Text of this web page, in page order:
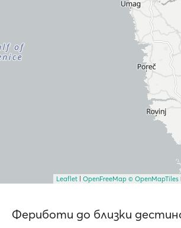
Leaflet OpenFreeMap © OpenMapTiles
Фериботи до близки